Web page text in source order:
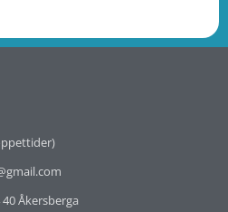
Åkersberga